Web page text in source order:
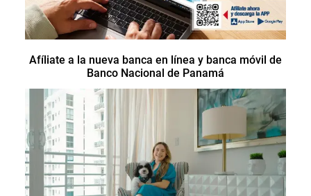
Afíliate a la nueva banca en línea y banca móvil de
Banco Nacional de Panamá